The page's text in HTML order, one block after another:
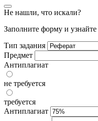
Не нашли, что искали?
Заполните форму и
Тип задания
Предмет
Антиплагиат
не требуется
требуется
Антиплагиат